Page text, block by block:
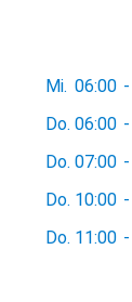
Mi. 06:00 -
Do. 06:00 -
Do. 07:00 -
Do. 10:00 -
Do. 11:00 -